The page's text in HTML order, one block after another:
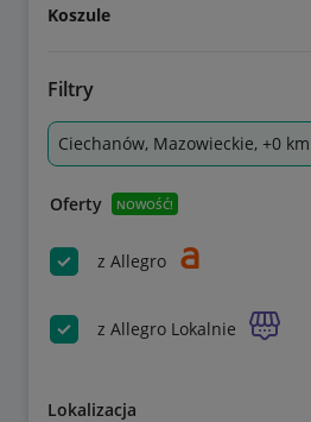
Koszule
Filtry
Ciechanów, Mazowieckie, +0 km
Oferty NOWOŚĆ!
z Allegro
z Allegro Lokalnie
Lokalizacja